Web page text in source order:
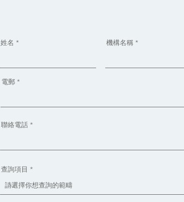
姓名 機構名稱
電郵
聯絡電話
查詢項目